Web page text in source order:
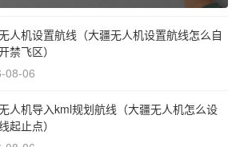
人机设置航线（大疆无人机设置航线怎么自
禁飞区）
08-06
人机导入kml规划航线（大疆无人机怎么设
起止点）